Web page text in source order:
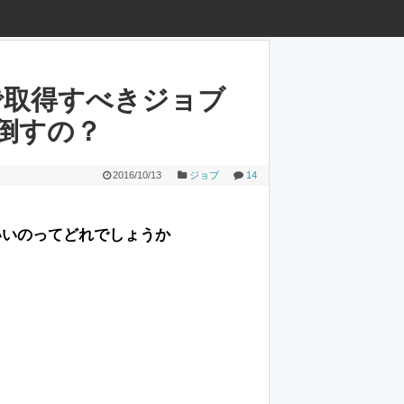
得すべきジョブ
すの？
2016/10/13 ジョブ 14
のってどれでしょうか